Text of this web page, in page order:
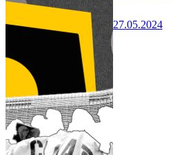
27.05.2024